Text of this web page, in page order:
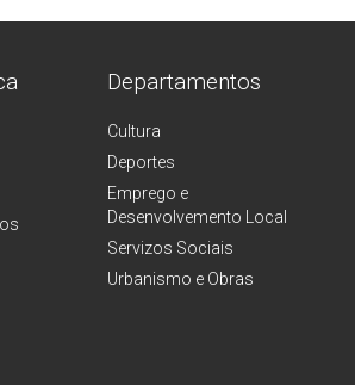
Departamentos
Cultura
Deportes
Emprego e
Desenvolvemento Local
Servizos Sociais
Urbanismo e Obras